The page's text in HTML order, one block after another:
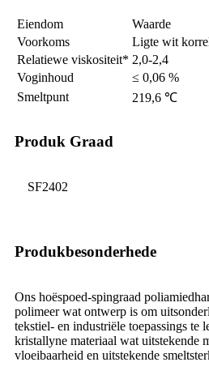
Eiendom
Waarde
Voorkoms
Ligte wit
Relatiewe viskositeit* 2,0-2,4
Voginhoud
≤ 0,06 %
Smeltpunt
219,6 ℃
Produk Graad
SF2402
Produkbesonderhede
Ons hoëspoed-spingraad
polimeer wat ontwerp is om
tekstiel- en industriële toepassings te
kristallyne materiaal wat uitstekende
vloeibaarheid en uitstekende